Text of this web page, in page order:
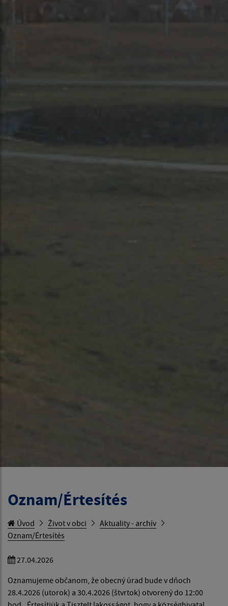
Oznam/Értesítés
Úvod Život v obci
Aktuality - archív
Oznam/Értesítés
27.04.2026
Oznamujeme občanom, že obecný úrad bude v dňoch
28.4.2026 (utorok) a 30.4.2026 (štvrtok) otvorený do 12:00